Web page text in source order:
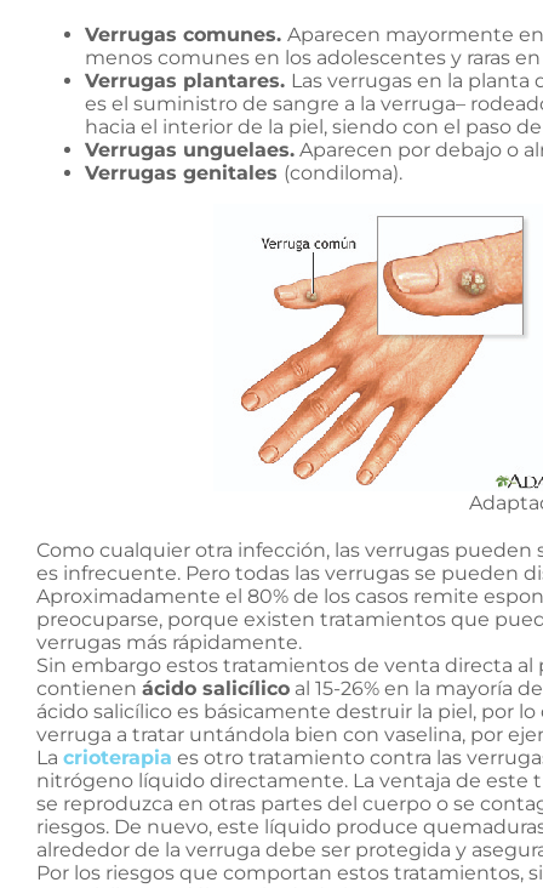
Verrugas comunes. Aparecen mayormente
menos comunes en los adolescentes y raras
Verrugas plantares. Las verrugas en la
es el suministro de sangre a la verruga–
hacia el interior de la piel, siendo con el paso
Verrugas unguelaes. Aparecen por debajo o
Verrugas genitales (condiloma).
Como cualquier otra infección, las verrugas
es infrecuente. Pero todas las verrugas se pueden
Aproximadamente el 80% de los casos remite
preocuparse, porque existen tratamientos que
verrugas más rápidamente.
Sin embargo estos tratamientos de venta directa
contienen ácido salicílico al 15-26% en la mayoría
ácido salicílico es básicamente destruir la piel, por
verruga a tratar untándola bien con vaselina, por
La crioterapia es otro tratamiento contra las
nitrógeno líquido directamente. La ventaja de este
se reproduzca en otras partes del cuerpo o se
riesgos. De nuevo, este líquido produce
alrededor de la verruga debe ser protegida y
Por los riesgos que comportan estos tratamientos,